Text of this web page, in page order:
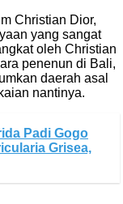
Christian Dior,
yang sangat
oleh Christian
penenun di Bali,
daerah asal
nantinya.
Padi Gogo
Grisea,